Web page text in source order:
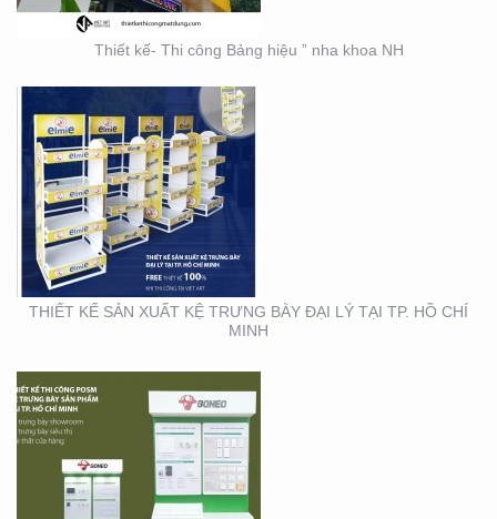
Thiết kế- Thi công Bảng hiệu ” nha khoa NH
THIẾT KẾ SẢN XUẤT KỆ TRƯNG BÀY ĐẠI LÝ TẠI TP. HỒ CHÍ
MINH
THIẾT KẾ THI CÔNG KỆ
TRƯNG BÀY SẢN PHẨM
TẠI TP. HỒ CHÍ MINH
THIẾT KẾ SẢN XUẤT
BOOTH SAMPLING TẠI
TP. HỒ CHÍ MINH